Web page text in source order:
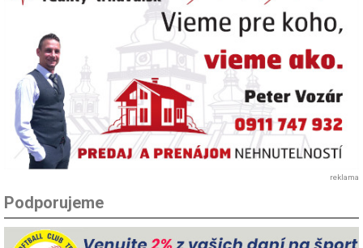
reklama
Podporujeme